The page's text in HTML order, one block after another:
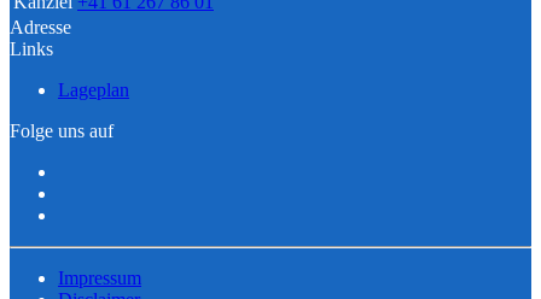
Adresse
Links
Lageplan
Folge uns auf
Impressum